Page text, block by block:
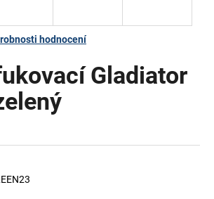
hodnocení
Gladiator